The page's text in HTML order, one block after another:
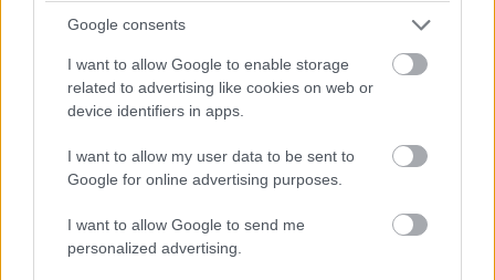
Google consents
I want to allow Google to enable storage
related to advertising like cookies on web or
device identifiers in apps.
I want to allow my user data to be sent to
Google for online advertising purposes.
I want to allow Google to send me
personalized advertising.
Veszprém és Somogy vármegyéből keresnek eladó ingatlant
Budapesten - derül ki a zenga.hu ingatlankereső oldal
költöznének, a többség ugyanis legfeljebb a szomszédos
vármegyében keres eladó lakást vagy házat.